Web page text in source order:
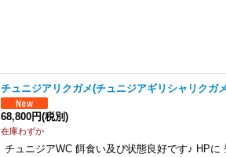
チュニジアリクガメ(チュニジアギリシャリクガ
68,800円(税別)
在庫わずか
チュニジアWC 餌食い及び状態良好です♪ HPに